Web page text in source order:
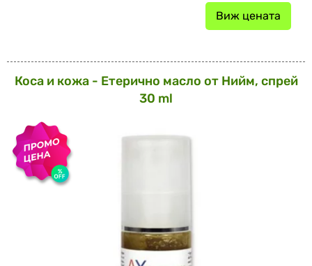
Виж цената
Коса и кожа - Етерично масло от Нийм, спрей
30 ml